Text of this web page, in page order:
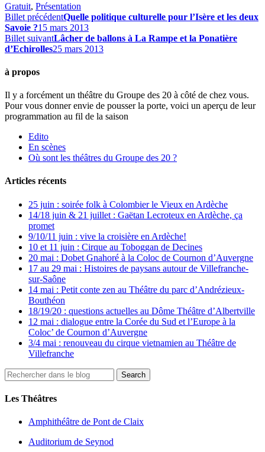
Gratuit, Présentation
Billet précédentQuelle politique culturelle pour l’Isère et les deux
Savoie ?15 mars 2013
Billet suivantLâcher de ballons à La Rampe et la Ponatière
d’Echirolles25 mars 2013
à propos
Il y a forcément un théâtre du Groupe des 20 à côté de chez vous.
Pour vous donner envie de pousser la porte, voici un aperçu de leur
programmation au fil de la saison
Edito
En scènes
Où sont les théâtres du Groupe des 20 ?
Articles récents
25 juin : soirée folk à Colombier le Vieux en Ardèche
14/18 juin & 21 juillet : Gaëtan Lecroteux en Ardèche, ça
promet
9/10/11 juin : vive la croisière en Ardèche!
10 et 11 juin : Cirque au Toboggan de Decines
20 mai : Dobet Gnahoré à la Coloc de Cournon d’Auvergne
17 au 29 mai : Histoires de paysans autour de Villefranche-
sur-Saône
14 mai : Petit conte zen au Théâtre du parc d’Andrézieux-
Bouthéon
18/19/20 : questions actuelles au Dôme Théâtre d’Albertville
12 mai : dialogue entre la Corée du Sud et l’Europe à la
Coloc’ de Cournon d’Auvergne
3/4 mai : renouveau du cirque vietnamien au Théâtre de
Villefranche
Les Théâtres
Amphithéâtre de Pont de Claix
Auditorium de Seynod